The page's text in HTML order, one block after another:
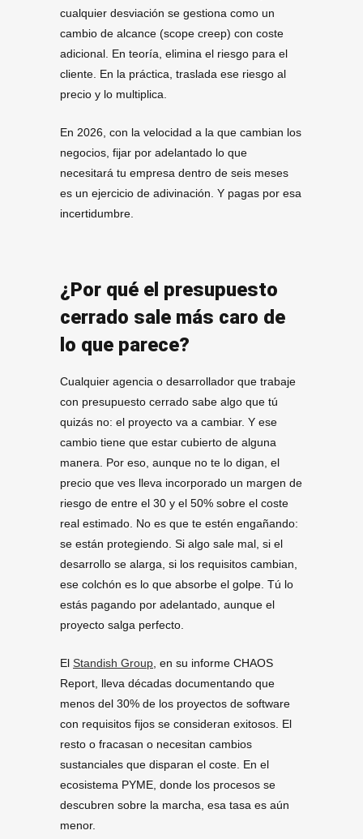
cualquier desviación se gestiona como un
cambio de alcance (scope creep) con coste
adicional. En teoría, elimina el riesgo para el
cliente. En la práctica, traslada ese riesgo al
precio y lo multiplica.
En 2026, con la velocidad a la que cambian los
negocios, fijar por adelantado lo que
necesitará tu empresa dentro de seis meses
es un ejercicio de adivinación. Y pagas por esa
incertidumbre.
¿Por qué el presupuesto
cerrado sale más caro de
lo que parece?
Cualquier agencia o desarrollador que trabaje
con presupuesto cerrado sabe algo que tú
quizás no: el proyecto va a cambiar. Y ese
cambio tiene que estar cubierto de alguna
manera. Por eso, aunque no te lo digan, el
precio que ves lleva incorporado un margen de
riesgo de entre el 30 y el 50% sobre el coste
real estimado. No es que te estén engañando:
se están protegiendo. Si algo sale mal, si el
desarrollo se alarga, si los requisitos cambian,
ese colchón es lo que absorbe el golpe. Tú lo
estás pagando por adelantado, aunque el
proyecto salga perfecto.
El Standish Group , en su informe CHAOS
Report, lleva décadas documentando que
menos del 30% de los proyectos de software
con requisitos fijos se consideran exitosos. El
resto o fracasan o necesitan cambios
sustanciales que disparan el coste. En el
ecosistema PYME, donde los procesos se
descubren sobre la marcha, esa tasa es aún
menor.